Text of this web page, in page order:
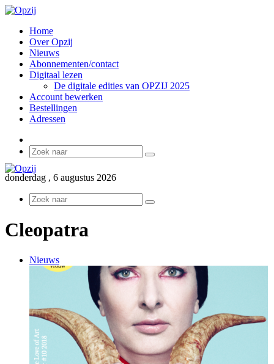
Home
Over Opzij
Nieuws
Abonnementen/contact
Digitaal lezen
De digitale edities van OPZIJ 2025
Account bewerken
Bestellingen
Adressen
Zoek
donderdag , 6 augustus 2026
Zoek
Cleopatra
Nieuws